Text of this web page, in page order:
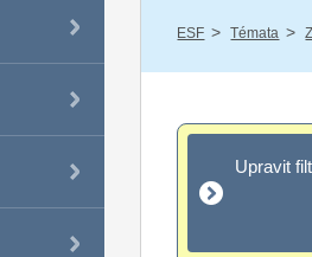
ESF / Témata /
Upravit
Upravit